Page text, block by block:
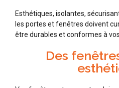
Esthétiques, isolantes,
les portes et fenêtres doivent
être durables et conformes à
Des